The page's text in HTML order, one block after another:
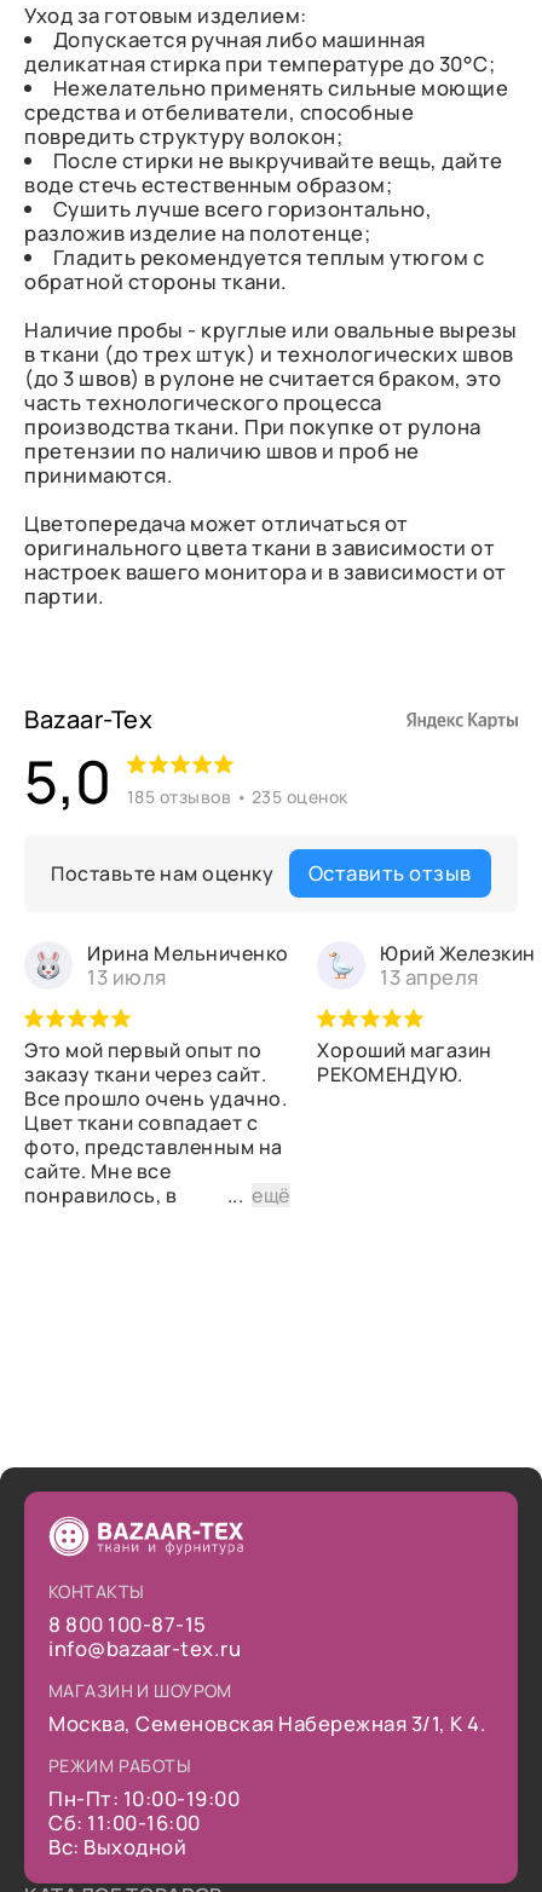
Уход за готовым изделием:
Допускается ручная либо машинная
деликатная стирка при температуре до 30°С;
Нежелательно применять сильные моющие
средства и отбеливатели, способные
повредить структуру волокон;
После стирки не выкручивайте вещь, дайте
воде стечь естественным образом;
Сушить лучше всего горизонтально,
разложив изделие на полотенце;
Гладить рекомендуется теплым утюгом с
обратной стороны ткани.
Наличие пробы - круглые или овальные вырезы
в ткани (до трех штук) и технологических швов
(до 3 швов) в рулоне не считается браком, это
часть технологического процесса
производства ткани. При покупке от рулона
претензии по наличию швов и проб не
принимаются.
Цветопередача может отличаться от
оригинального цвета ткани в зависимости от
настроек вашего монитора и в зависимости от
партии.
Bazaar-Tex
5,0 185 отзывов • 235 оценок
Поставьте нам оценку Оставить отзыв
Ирина Мельниченко
13 июля
Это мой первый опыт по
заказу ткани через сайт.
Все прошло очень удачно.
Цвет ткани совпадает с
фото, представленным на
сайте. Мне все
понравилось, в
...ещё
Юрий Железкин
13 апреля
Хороший магазин
РЕКОМЕНДУЮ.
КОНТАКТЫ
8 800 100-87-15
info@bazaar-tex.ru
МАГАЗИН И ШОУРОМ
Москва, Семеновская Набережная 3/1, К 4.
РЕЖИМ РАБОТЫ
Пн-Пт: 10:00-19:00
Сб: 11:00-16:00
Вс: Выходной